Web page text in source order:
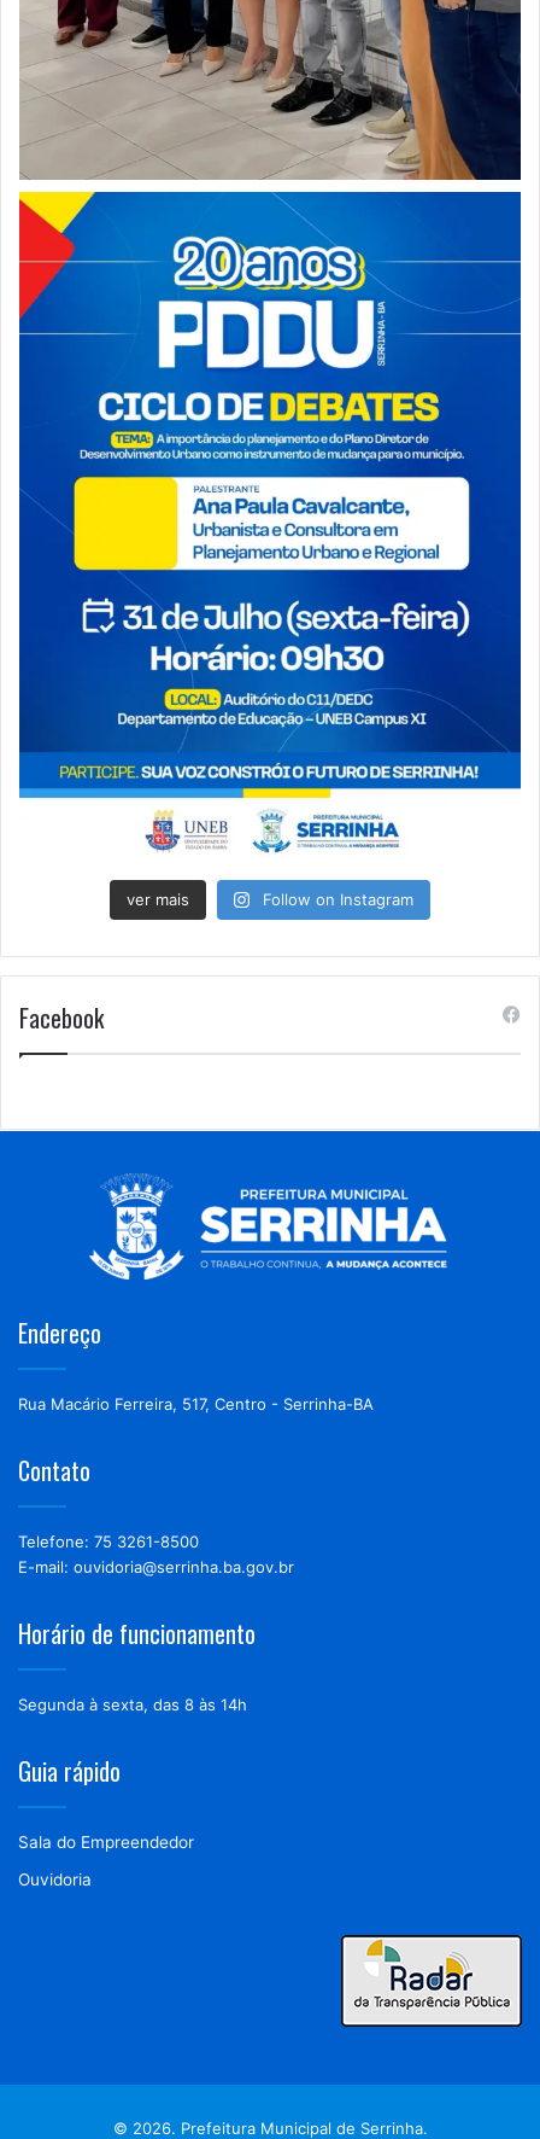
ver mais Follow on Instagram
Facebook
Endereço
Rua Macário Ferreira, 517, Centro - Serrinha-BA
Contato
Telefone: 75 3261-8500
E-mail: ouvidoria@serrinha.ba.gov.br
Horário de funcionamento
Segunda à sexta, das 8 às 14h
Guia rápido
Sala do Empreendedor
Ouvidoria
© 2026. Prefeitura Municipal de Serrinha.